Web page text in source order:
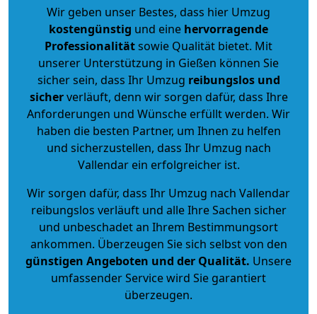
Wir geben unser Bestes, dass hier Umzug
kostengünstig und eine hervorragende
Professionalitätsowie Qualität bietet. Mit
unserer Unterstützung in Gießen können Sie
sicher sein, dass Ihr Umzug reibungslos und
sicherverläuft, denn wir sorgen dafür, dass Ihre
Anforderungen und Wünsche erfüllt werden. Wir
haben die besten Partner, um Ihnen zu helfen
und sicherzustellen, dass Ihr Umzug nach
Vallendar ein erfolgreicher ist.
Wir sorgen dafür, dass Ihr Umzug nach Vallendar
reibungslos verläuft und alle Ihre Sachen sicher
und unbeschadet an Ihrem Bestimmungsort
ankommen. Überzeugen Sie sich selbst von den
günstigen Angeboten und der Qualität. Unsere
umfassender Service wird Sie garantiert
überzeugen.